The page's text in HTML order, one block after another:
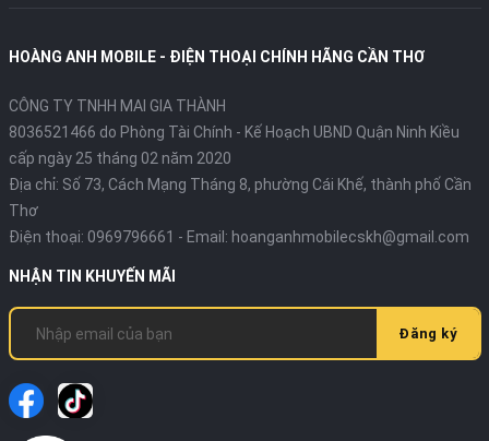
HOÀNG ANH MOBILE - ĐIỆN THOẠI CHÍNH HÃNG CẦN THƠ
CÔNG TY TNHH MAI GIA THÀNH
8036521466 do Phòng Tài Chính - Kế Hoạch UBND Quận Ninh Kiều
cấp ngày 25 tháng 02 năm 2020
Địa chỉ: Số 73, Cách Mạng Tháng 8, phường Cái Khế, thành phố Cần
Thơ
Điện thoại: 0969796661 - Email: hoanganhmobilecskh@gmail.com
NHẬN TIN KHUYẾN MÃI
Đăng ký